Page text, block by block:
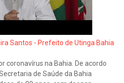
Santos - Prefeito de Utinga Bahia
coronavírus na Bahia. De acordo
de Saúde da Bahia